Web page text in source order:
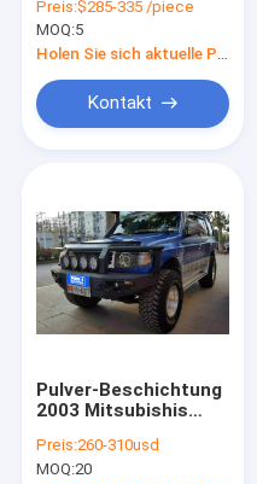
Soems 4x4
MITSUBISHI
Preis:$285-335 /piece
MOQ:5
Kontakt
Pulver-Beschichtung
2003 Mitsubishis
Frontschutzbügel-
4x4
Preis:260-310usd
MOQ:20